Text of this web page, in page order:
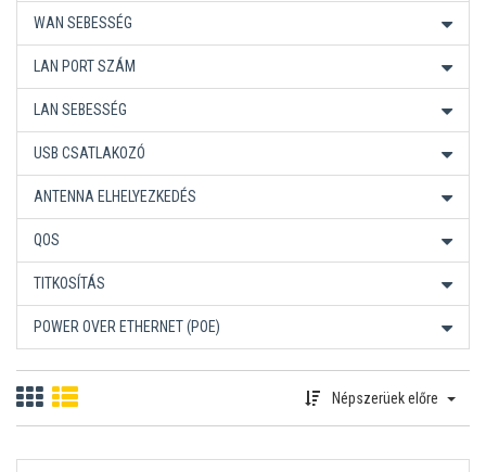
WAN SEBESSÉG
LAN PORT SZÁM
LAN SEBESSÉG
USB CSATLAKOZÓ
ANTENNA ELHELYEZKEDÉS
QOS
TITKOSÍTÁS
POWER OVER ETHERNET (POE)
Népszerüek előre